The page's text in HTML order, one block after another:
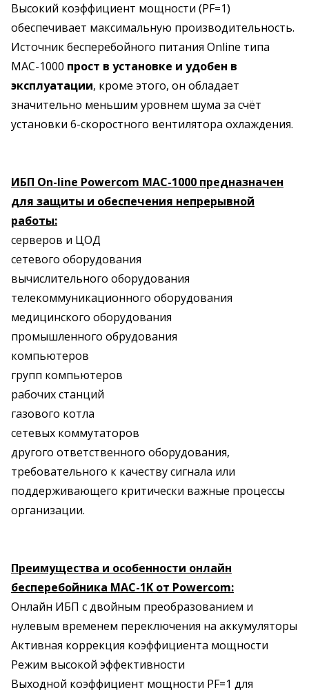
Высокий коэффициент мощности (PF=1)
обеспечивает максимальную производительность.
Источник бесперебойного питания Online типа
MAC-1000 прост в установке и удобен в
эксплуатации, кроме этого, он обладает
значительно меньшим уровнем шума за счёт
установки 6-скоростного вентилятора охлаждения.
ИБП On-line Powercom MAC-1000 предназначен
для защиты и обеспечения непрерывной
работы:
серверов и ЦОД
сетевого оборудования
вычислительного оборудования
телекоммуникационного оборудования
медицинского оборудования
промышленного обрудования
компьютеров
групп компьютеров
рабочих станций
газового котла
сетевых коммутаторов
другого ответственного оборудования,
требовательного к качеству сигнала или
поддерживающего критически важные процессы
организации.
Преимущества и особенности онлайн
бесперебойника MAC-1K от Powercom:
Онлайн ИБП с двойным преобразованием и
нулевым временем переключения на аккумуляторы
Активная коррекция коэффициента мощности
Режим высокой эффективности
Выходной коэффициент мощности PF=1 для